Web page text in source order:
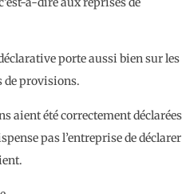
porte aussi bien sur les
de provisions.
aient été correctement déclarées
pas l’entreprise de déclarer